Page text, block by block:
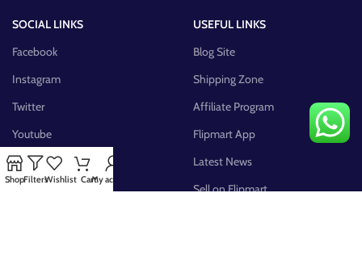
SOCIAL LINKS
Facebook
Instagram
Twitter
Youtube
Pinterest
FB Group
USEFUL LINKS
Blog Site
Shipping Zone
Affiliate Program
Flipmart App
Latest News
Sell on Flipmart
ShopFiltersWishlist CartMy account